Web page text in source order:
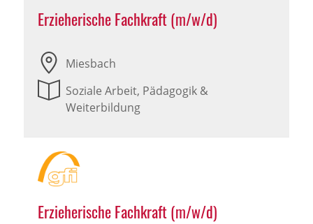
Erzieherische Fachkraft (m/w/d)
Miesbach
Soziale Arbeit, Pädagogik &
Weiterbildung
Erzieherische Fachkraft (m/w/d)